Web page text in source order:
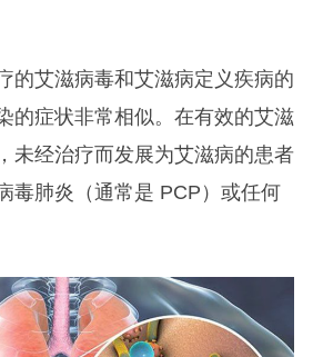
的艾滋病毒和艾滋病定义疾病的
的症状非常相似。在有效的艾滋
未经治疗而发展为艾滋病的患者
毒肺炎（通常是 PCP）或任何